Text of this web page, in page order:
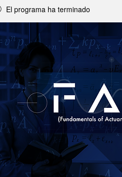
El programa ha terminado